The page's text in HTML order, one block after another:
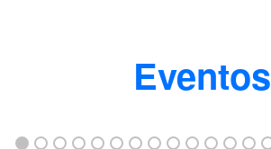
Eventos